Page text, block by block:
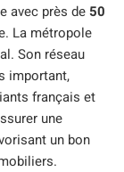
avec près de50
La métropole
Son réseau
important,
français et
une
un bon